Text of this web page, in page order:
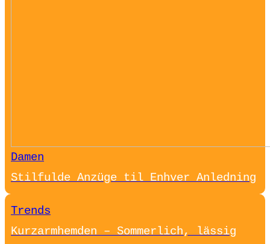
Damen
Stilfulde Anzüge til Enhver Anledning
Trends
Kurzarmhemden – Sommerlich, lässig